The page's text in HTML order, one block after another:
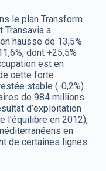
le plan Transform
Transavia a
hausse de 13,5%
dont +25,5%
est en
cette forte
stable (-0,2%).
de 984 millions
d’exploitation
l’équilibre en 2012),
en
de certaines lignes.